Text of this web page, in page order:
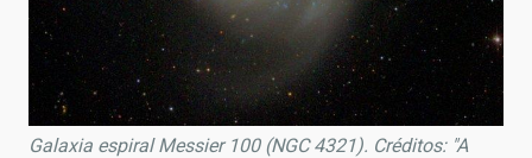
Galaxia espiral Messier 100 (NGC 4321). Créditos: "A